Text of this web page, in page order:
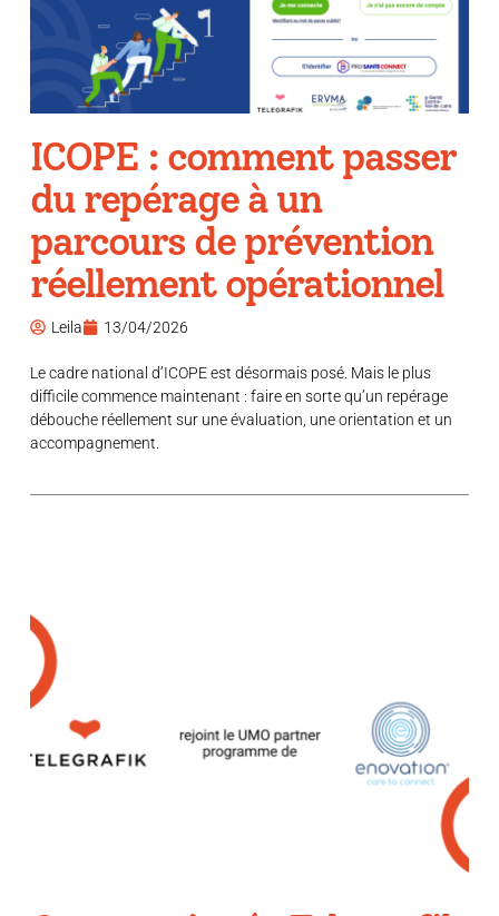
ICOPE : comment passer
du repérage à un
parcours de prévention
réellement opérationnel
Leila 13/04/2026
Le cadre national d’ICOPE est désormais posé. Mais le plus
difficile commence maintenant : faire en sorte qu’un repérage
débouche réellement sur une évaluation, une orientation et un
accompagnement.